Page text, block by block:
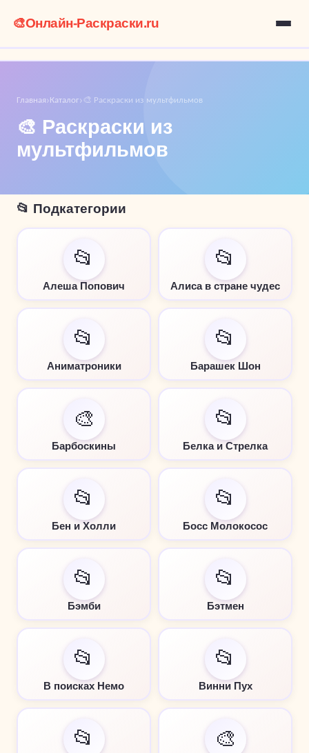
🎨Онлайн-Раскраски.ru
Главная›Каталог› 🎨 Раскраски из мультфильмов
🎨 Раскраски из
мультфильмов
📂 Подкатегории
📂
Алеша Попович
📂
Алиса в стране чудес
📂
Аниматроники
📂
Барашек Шон
🎨
Барбоскины
📂
Белка и Стрелка
📂
Бен и Холли
📂
Босс Молокосос
📂
Бэмби
📂
Бэтмен
📂
В поисках Немо
📂
Винни Пух
📂 🎨